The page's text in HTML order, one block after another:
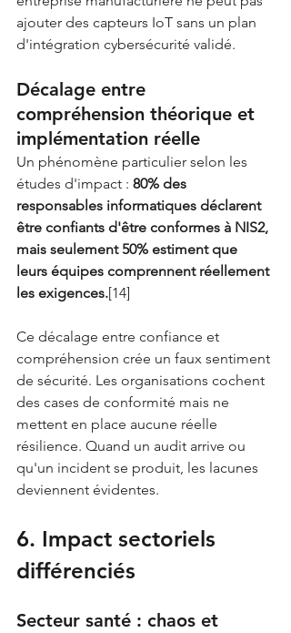
ajouter des capteurs IoT sans un plan
d'intégration cybersécurité validé.
Décalage entre
compréhension théorique et
implémentation réelle
Un phénomène particulier selon les
études d'impact : 80% des
responsables informatiques déclarent
être confiants d'être conformes à NIS2,
mais seulement 50% estiment que
leurs équipes comprennent réellement
les exigences.[14]
Ce décalage entre confiance et
compréhension crée un faux sentiment
de sécurité. Les organisations cochent
des cases de conformité mais ne
mettent en place aucune réelle
résilience. Quand un audit arrive ou
qu'un incident se produit, les lacunes
deviennent évidentes.
6. Impact sectoriels
différenciés
Secteur santé : chaos et